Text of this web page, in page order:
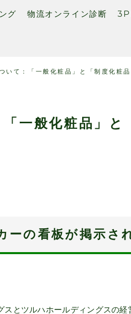
グ 物流オンライン診断
いて：「一般化粧品」と「制度化粧
一般化粧品」と
ーの看板が掲示さ
とツルハホールディングスの